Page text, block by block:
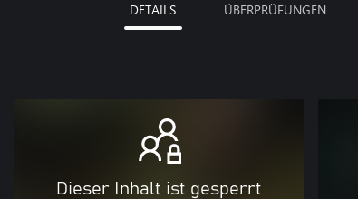
DETAILS ÜBERPRÜFUNGEN
Dieser Inhalt ist gesperrt